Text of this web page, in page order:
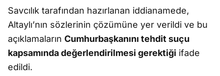
Savcılık tarafından hazırlanan iddianamede,
Altaylı’nın sözlerinin çözümüne yer verildi ve bu
açıklamaların Cumhurbaşkanını tehdit suçu
kapsamında değerlendirilmesi gerektiği ifade
edildi.